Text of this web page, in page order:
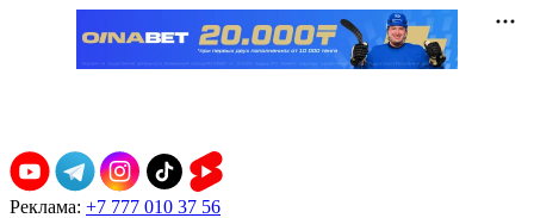
Реклама: +7 777 010 37 56